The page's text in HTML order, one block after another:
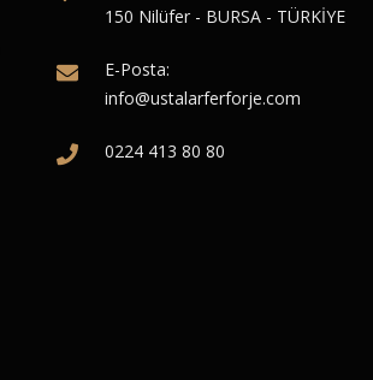
150 Nilüfer - BURSA - TÜRKİYE
E-Posta:
info@ustalarferforje.com
0224 413 80 80